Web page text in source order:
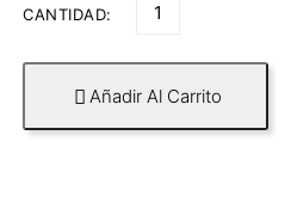
CANTIDAD:
 Añadir Al Carrito